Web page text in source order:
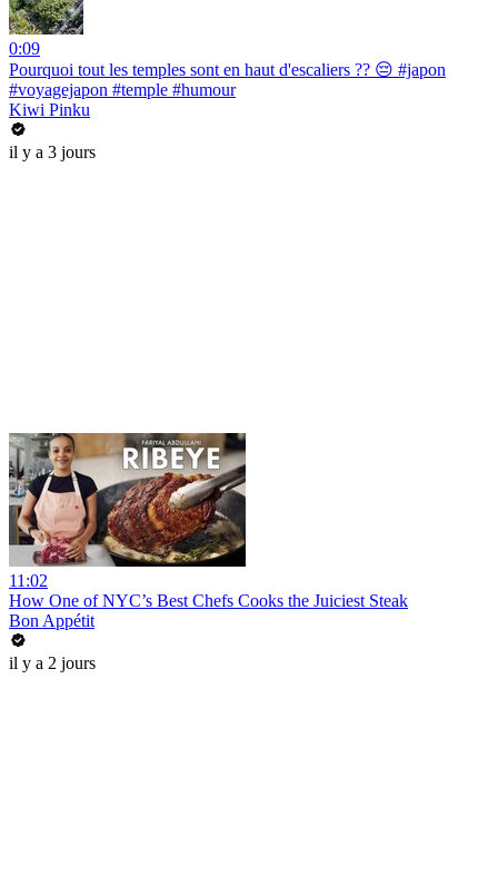
0:09
Pourquoi tout les temples sont en haut d'escaliers ?? 😔 #japon
#voyagejapon #temple #humour
Kiwi Pinku
il y a 3 jours
11:02
How One of NYC’s Best Chefs Cooks the Juiciest Steak
Bon Appétit
il y a 2 jours